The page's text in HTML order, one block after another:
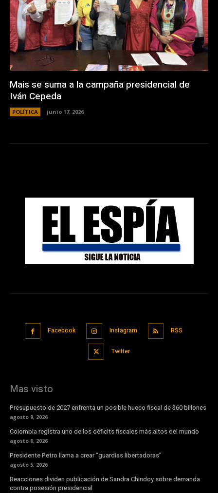
Mais se suma a la campaña presidencial de
Iván Cepeda
POLÍTICA junio 17, 2026
Facebook Instagram RSS
Twitter
Mas visto
Presupuesto de 2027 enfrenta un posible hueco fiscal de $60 billones
agosto 9, 2026
Colombia registra uno de los déficits fiscales más altos del mundo
agosto 6, 2026
Presidente Petro llama a crear “guardias libertadoras”
agosto 5, 2026
Reacciones dividen publicación de Sandra Chindoy sobre demanda
contra posesión presidencial